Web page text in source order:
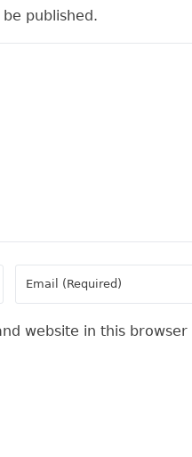
published.
website in this